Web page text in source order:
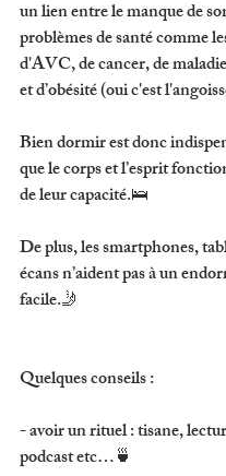
un lien entre le manque de
problèmes de santé comme
d'AVC, de cancer, de
et d’obésité (oui c'est
Bien dormir est donc
que le corps et l’esprit
de leur capacité.🛌
De plus, les smartphones,
écans n’aident pas à un
facile.🤳
Quelques conseils :
- avoir un rituel : tisane,
podcast etc…🍵